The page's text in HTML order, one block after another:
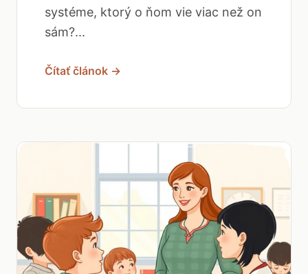
systéme, ktorý o ňom vie viac než on
sám?...
Čítať článok →